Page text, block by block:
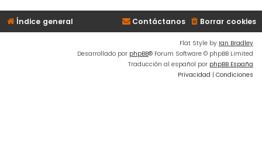
Índice general Borrar cookies
Contáctanos
Flat Style by Ian Bradley
Desarrollado por phpBB® Forum Software © phpBB Limited
Traducción al español por phpBB España
Privacidad | Condiciones